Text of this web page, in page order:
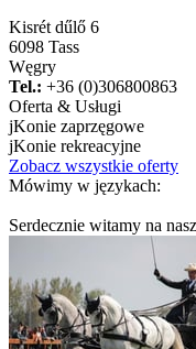
Kisrét dűlő 6
6098 Tass
Węgry
Tel.: +36 (0)306800863
Oferta & Usługi
jKonie zaprzęgowe
jKonie rekreacyjne
Zobacz wszystkie oferty
Mówimy w językach:
Serdecznie witamy na